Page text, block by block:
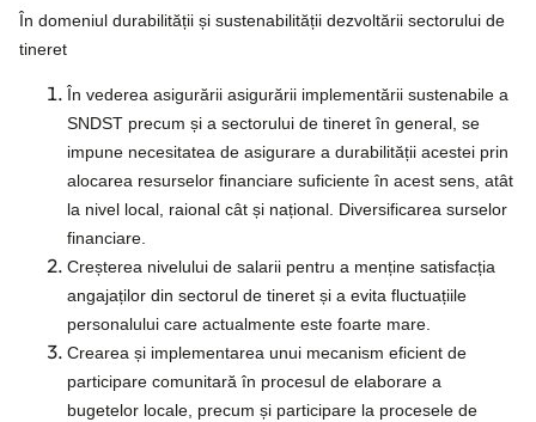
În domeniul durabilității și sustenabilității dezvoltării sectorului de
tineret
În vederea asigurării asigurării implementării sustenabile a
SNDST precum și a sectorului de tineret în general, se
impune necesitatea de asigurare a durabilității acestei prin
alocarea resurselor financiare suficiente în acest sens, atât
la nivel local, raional cât și național. Diversificarea surselor
financiare.
Creșterea nivelului de salarii pentru a menține satisfacția
angajaților din sectorul de tineret și a evita fluctuațiile
personalului care actualmente este foarte mare.
Crearea și implementarea unui mecanism eficient de
participare comunitară în procesul de elaborare a
bugetelor locale, precum și participare la procesele de